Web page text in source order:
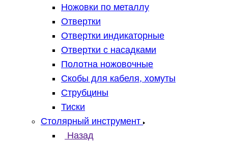
Ножовки по металлу
Отвертки
Отвертки индикаторные
Отвертки с насадками
Полотна ножовочные
Скобы для кабеля, хомуты
Струбцины
Тиски
Столярный инструмент
Назад